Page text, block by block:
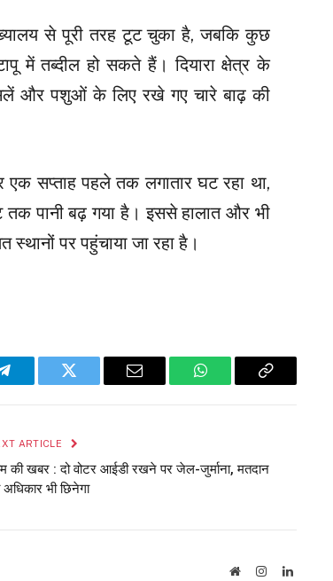
से पूरी तरह टूट चुका है, जबकि कुछ
में तब्दील हो सकते हैं। दियारा क्षेत्र के
और पशुओं के लिए रखे गए चारे बाढ़ की
एक सप्ताह पहले तक लगातार घट रहा था,
पानी बढ़ गया है। इससे हालात और भी
स्थानों पर पहुंचाया जा रहा है।
Telegram Twitter Email WhatsAppCopy
ARTICLE
की खबर : दो वोटर आईडी रखने पर जेल-जुर्माना, मतदान
अधिकार भी छिनेगा
WebsiteInstagramLinkedIn